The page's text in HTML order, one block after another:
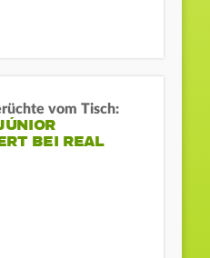
vom Tisch:
BEI REAL